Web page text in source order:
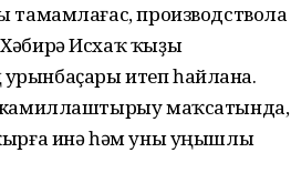
тамамлағас, производствола
Исхаҡ ҡыҙы
итеп һайлана.
камиллаштырыу маҡсатында,
инә һәм уны уңышлы